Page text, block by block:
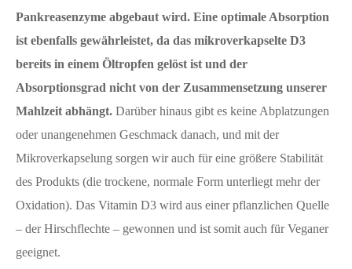
Pankreasenzyme abgebaut wird. Eine optimale Absorption
ist ebenfalls gewährleistet, da das mikroverkapselte D3
bereits in einem Öltropfen gelöst ist und der
Absorptionsgrad nicht von der Zusammensetzung unserer
Mahlzeit abhängt. Darüber hinaus gibt es keine Abplatzungen
oder unangenehmen Geschmack danach, und mit der
Mikroverkapselung sorgen wir auch für eine größere Stabilität
des Produkts (die trockene, normale Form unterliegt mehr der
Oxidation). Das Vitamin D3 wird aus einer pflanzlichen Quelle
– der Hirschflechte – gewonnen und ist somit auch für Veganer
geeignet.